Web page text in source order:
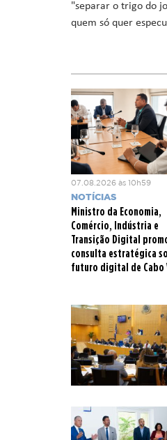
"separar o trigo do
quem só quer
07.08.2026 às 10h59
NOTÍCIAS
Ministro da Economia,
Comércio, Indústria e
Transição Digital
consulta estratégica
futuro digital de Cabo